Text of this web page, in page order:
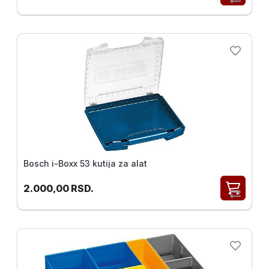
Bosch i-Boxx 53 kutija za alat
2.000,00 RSD.